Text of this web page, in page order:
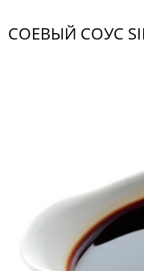
СОЕВЫЙ СОУС